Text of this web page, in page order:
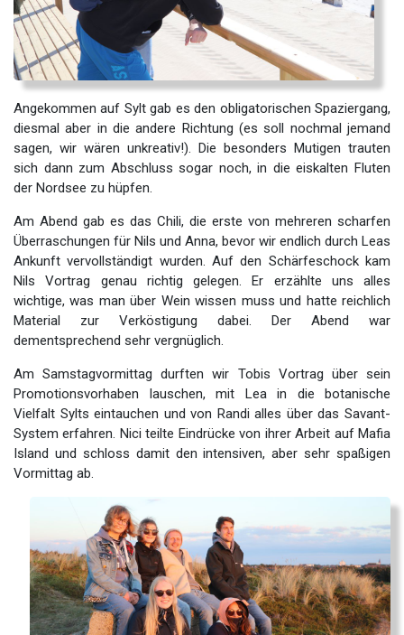
Angekommen auf Sylt gab es den obligatorischen Spaziergang,
diesmal aber in die andere Richtung (es soll nochmal jemand
sagen, wir wären unkreativ!). Die besonders Mutigen trauten
sich dann zum Abschluss sogar noch, in die eiskalten Fluten
der Nordsee zu hüpfen.
Am Abend gab es das Chili, die erste von mehreren scharfen
Überraschungen für Nils und Anna, bevor wir endlich durch Leas
Ankunft vervollständigt wurden. Auf den Schärfeschock kam
Nils Vortrag genau richtig gelegen. Er erzählte uns alles
wichtige, was man über Wein wissen muss und hatte reichlich
Material zur Verköstigung dabei. Der Abend war
dementsprechend sehr vergnüglich.
Am Samstagvormittag durften wir Tobis Vortrag über sein
Promotionsvorhaben lauschen, mit Lea in die botanische
Vielfalt Sylts eintauchen und von Randi alles über das Savant-
System erfahren. Nici teilte Eindrücke von ihrer Arbeit auf Mafia
Island und schloss damit den intensiven, aber sehr spaßigen
Vormittag ab.